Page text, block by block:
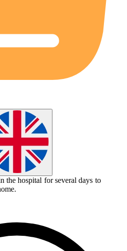
the hospital for several days to